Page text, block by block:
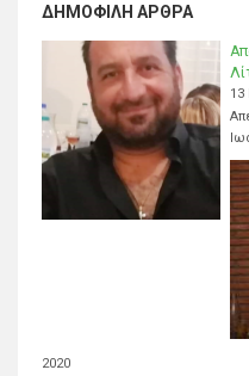
ΔΗΜΟΦΙΛΉ ΆΡΘΡΑ
13
2020